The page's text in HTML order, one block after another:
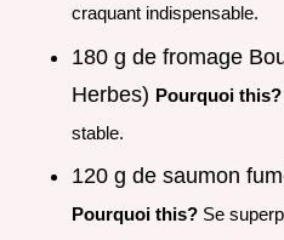
craquant indispensable.
180 g de fromage
Herbes) Pourquoi this?
stable.
120 g de saumon
Pourquoi this? Se